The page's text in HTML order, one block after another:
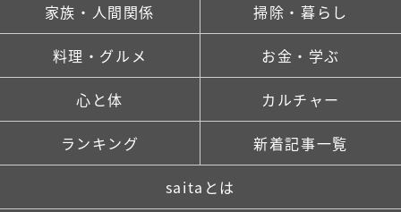
家族・人間関係 掃除・暮らし
料理・グルメ お金・学ぶ
心と体 カルチャー
ランキング 新着記事一覧
saitaとは